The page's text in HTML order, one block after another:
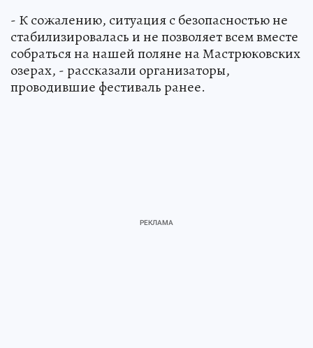
- К сожалению, ситуация с безопасностью не
стабилизировалась и не позволяет всем вместе
собраться на нашей поляне на Мастрюковских
озерах, - рассказали организаторы,
проводившие фестиваль ранее.